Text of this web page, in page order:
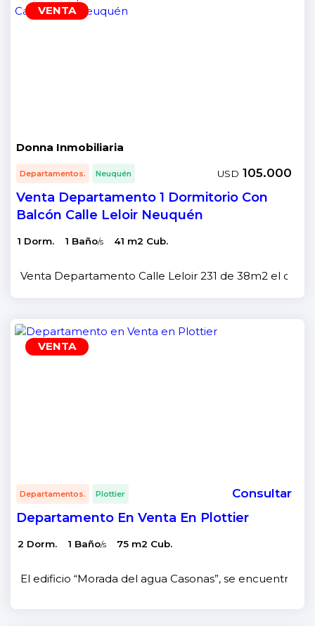
VENTA
Donna Inmobiliaria
Departamentos. Neuquén USD 105.000
Venta Departamento 1 Dormitorio Con
Balcón Calle Leloir Neuquén
1 Dorm. 1 Baño/s 41 m2 Cub.
Venta Departamento Calle Leloir 231 de 38m2 el
VENTA
Departamentos. Plottier Consultar
Departamento En Venta En Plottier
2 Dorm. 1 Baño/s 75 m2 Cub.
El edificio “Morada del agua Casonas”, se encuentra